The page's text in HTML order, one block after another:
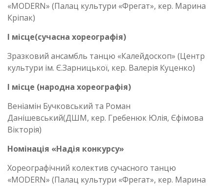
«MODERN» (Палац культури «Фрегат», кер. Марина
Кріпак)
І місце(сучасна хореографія)
Зразковий ансамбль танцю «Калейдоскоп» (Центр
культури ім. Є.Зарницької, кер. Валерія Куценко)
І місце (народна хореографія)
Веніамін Бучковський та Роман
Данішевський(ДШМ, кер. Гребенюк Юлія, Єфімова
Вікторія)
Номінація «Надія конкурсу»
Хореографічний колектив сучасного танцю
«MODERN» (Палац культури «Фрегат», кер. Марина